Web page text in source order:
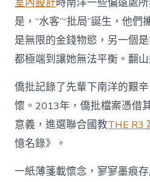
是，“水客”“批局”誕生，他
是無限的金錢物慾，另一個
都極端到讓她無法平衡。翻
僑批記錄了先輩下南洋的艱
懷。2013年，僑批檔案憑借
意義，進選聯合國教THE R3
憶名錄》。
一紙薄箋載懷念，寥寥墨痕